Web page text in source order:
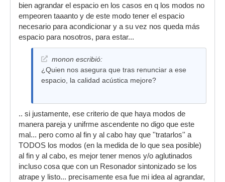
bien agrandar el espacio en los casos en q los modos no
empeoren taaanto y de este modo tener el espacio
necesario para acondicionar y a su vez nos queda más
espacio para nosotros, para estar...
monon escribió:
¿Quien nos asegura que tras renunciar a ese
espacio, la calidad acústica mejore?
.. si justamente, ese criterio de que haya modos de
manera pareja y unifrme ascendente no digo que este
mal... pero como al fin y al cabo hay que ''tratarlos'' a
TODOS los modos (en la medida de lo que sea posible)
al fin y al cabo, es mejor tener menos y/o aglutinados
incluso cosa que con un Resonador sintonizado se los
atrape y listo... precisamente esa fue mi idea al agrandar,